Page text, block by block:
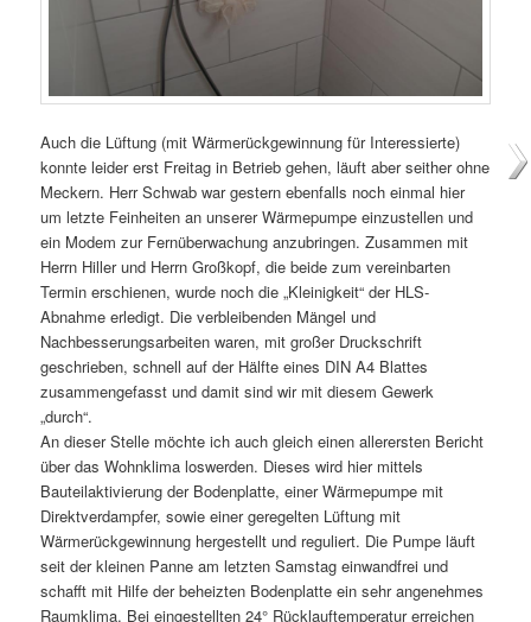
Auch die Lüftung (mit Wärmerückgewinnung für Interessierte)
konnte leider erst Freitag in Betrieb gehen, läuft aber seither ohne
Meckern. Herr Schwab war gestern ebenfalls noch einmal hier
um letzte Feinheiten an unserer Wärmepumpe einzustellen und
ein Modem zur Fernüberwachung anzubringen. Zusammen mit
Herrn Hiller und Herrn Großkopf, die beide zum vereinbarten
Termin erschienen, wurde noch die „Kleinigkeit“ der HLS-
Abnahme erledigt. Die verbleibenden Mängel und
Nachbesserungsarbeiten waren, mit großer Druckschrift
geschrieben, schnell auf der Hälfte eines DIN A4 Blattes
zusammengefasst und damit sind wir mit diesem Gewerk
„durch“.
An dieser Stelle möchte ich auch gleich einen allerersten Bericht
über das Wohnklima loswerden. Dieses wird hier mittels
Bauteilaktivierung der Bodenplatte, einer Wärmepumpe mit
Direktverdampfer, sowie einer geregelten Lüftung mit
Wärmerückgewinnung hergestellt und reguliert. Die Pumpe läuft
seit der kleinen Panne am letzten Samstag einwandfrei und
schafft mit Hilfe der beheizten Bodenplatte ein sehr angenehmes
Raumklima. Bei eingestellten 24° Rücklauftemperatur erreichen